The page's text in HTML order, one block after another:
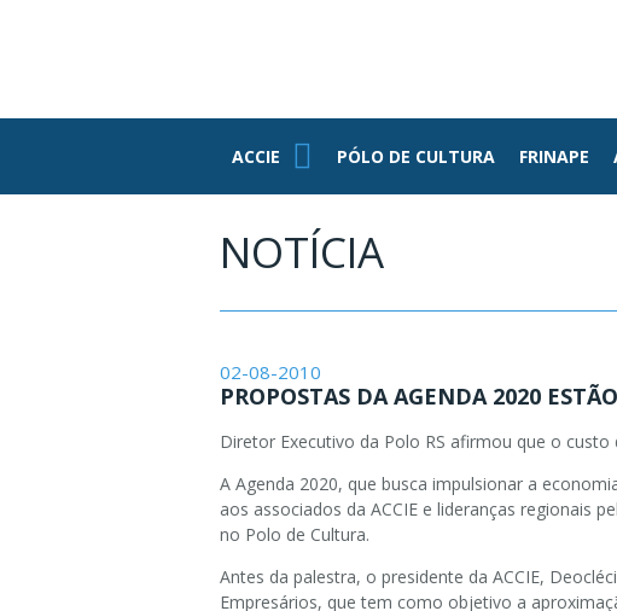
ACCIE
ACCIE PÓLO DE CULTURA FRINAPE
NOTÍCIA
02-08-2010
PROPOSTAS DA AGENDA 2020
Diretor Executivo da Polo RS afirmou que o
A Agenda 2020, que busca impulsionar a
aos associados da ACCIE e lideranças regionais
no Polo de Cultura.
Antes da palestra, o presidente da ACCIE,
Empresários, que tem como objetivo a